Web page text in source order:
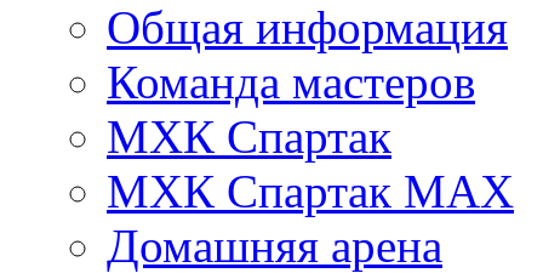
Общая информация
Команда мастеров
МХК Спартак
МХК Спартак МАХ
Домашняя арена